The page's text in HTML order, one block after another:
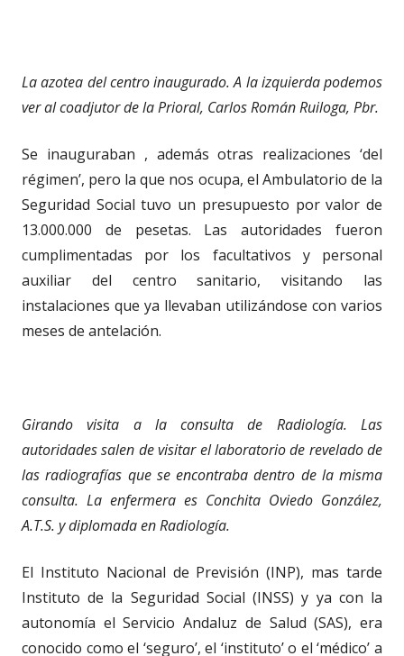
La azotea del centro inaugurado. A la izquierda podemos
ver al coadjutor de la Prioral, Carlos Román Ruiloga, Pbr.
Se inauguraban , además otras realizaciones ‘del
régimen’, pero la que nos ocupa, el Ambulatorio de la
Seguridad Social tuvo un presupuesto por valor de
13.000.000 de pesetas. Las autoridades fueron
cumplimentadas por los facultativos y personal
auxiliar del centro sanitario, visitando las
instalaciones que ya llevaban utilizándose con varios
meses de antelación.
Girando visita a la consulta de Radiología. Las
autoridades salen de visitar el laboratorio de revelado de
las radiografías que se encontraba dentro de la misma
consulta. La enfermera es Conchita Oviedo González,
A.T.S. y diplomada en Radiología.
El Instituto Nacional de Previsión (INP), mas tarde
Instituto de la Seguridad Social (INSS) y ya con la
autonomía el Servicio Andaluz de Salud (SAS), era
conocido como el ‘seguro’, el ‘instituto’ o el ‘médico’ a